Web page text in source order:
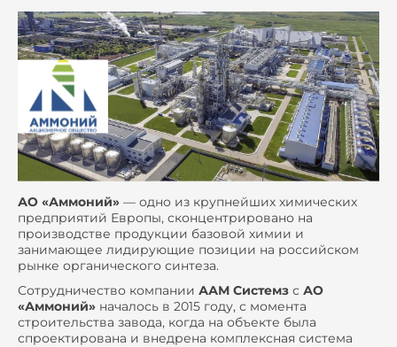
АО «Аммоний» — одно из крупнейших химических
предприятий Европы, сконцентрировано на
производстве продукции базовой химии и
занимающее лидирующие позиции на российском
рынке органического синтеза.
Сотрудничество компании ААМ Системз с АО
«Аммоний» началось в 2015 году, с момента
строительства завода, когда на объекте была
спроектирована и внедрена комплексная система